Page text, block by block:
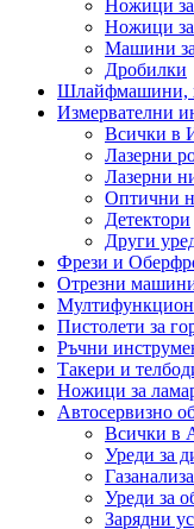
Ножици за
Ножици
Машини за
Дробилки
Шлайфмашини,
Измервателни
Всички в
Лазерни
Лазерни
Оптични
Детектори
Други
Фрези и
Отрезни
Пистолети за
Ръчни
Такери и
Ножици за
Автосервизно
Всички в
Уреди за
Уреди за
Зарядни